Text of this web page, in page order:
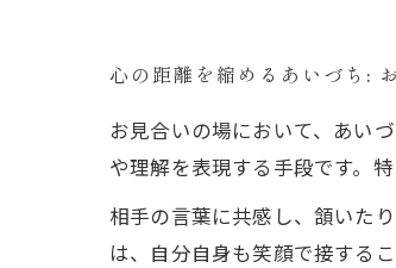
心の距離を縮めるあいづち:
お見合いの場において、あい
や理解を表現する手段です。
相手の言葉に共感し、頷いた
は、自分自身も笑顔で接する